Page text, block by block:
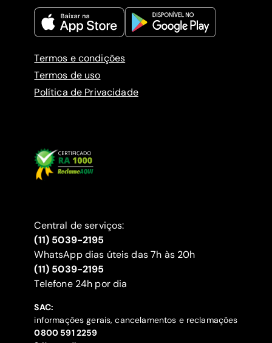
Termos e condições
Termos de uso
Política de Privacidade
Central de serviços:
(11) 5039-2195
WhatsApp dias úteis das 7h às 20h
(11) 5039-2195
‍Telefone 24h por dia
SAC:
informações gerais, cancelamentos e reclamações
‍0800 591 2259